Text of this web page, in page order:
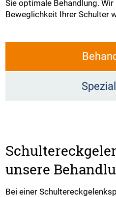
Sie optimale Behandlung.
Beweglichkeit Ihrer Schulter
unsere
Bei einer